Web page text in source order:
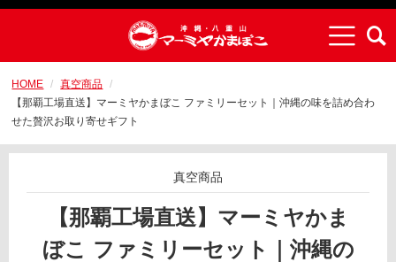
HOME
真空商品
【那覇工場直送】マーミヤかまぼこ ファミリーセット｜沖縄の味を詰め合わ
せた贅沢お取り寄せギフト
真空商品
【那覇工場直送】マーミヤかま
ぼこ ファミリーセット｜沖縄の